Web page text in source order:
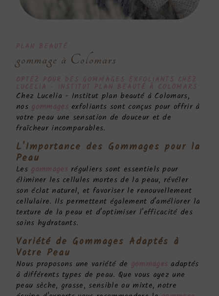
PLAN BEAUTÉ
gommage à Colomars
OPTEZ POUR DES GOMMAGES EXFOLIANTS CHEZ
LUCELIA - INSTITUT PLAN BEAUTÉ À COLOMARS
Chez Lucelia - Institut plan beauté à Colomars,
nos gommagesexfoliants sont conçus pour offrir à
votre peau une sensation de douceur et de
fraîcheur incomparables.
L'Importance des Gommages pour la
Peau
Les gommagesréguliers sont essentiels pour
éliminer les cellules mortes de la peau, révéler
son éclat naturel, et favoriser le renouvellement
cellulaire. Ils permettent également d'améliorer la
texture de la peau et d'optimiser l'efficacité des
soins hydratants.
Variété de Gommages Adaptés à
Votre Peau
Nous proposons une variété de gommages adaptés
à différents types de peau. Que vous ayez une
peau sèche, grasse, sensible ou mixte, notre